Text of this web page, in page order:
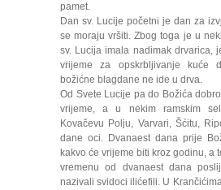
pamet.
Dan sv. Lucije početni je dan za
se moraju vršiti. Zbog toga je u
sv. Lucija imala nadimak drvarica,
vrijeme za opskrbljivanje kuće
božićne blagdane ne ide u drva.
Od Svete Lucije pa do Božića
vrijeme, a u nekim ramskim
Kovačevu Polju, Varvari, Šćitu,
dane oci. Dvanaest dana prije
kakvo će vrijeme biti kroz godinu, a
vremenu od dvanaest dana
nazivali svidoci ilićefili. U